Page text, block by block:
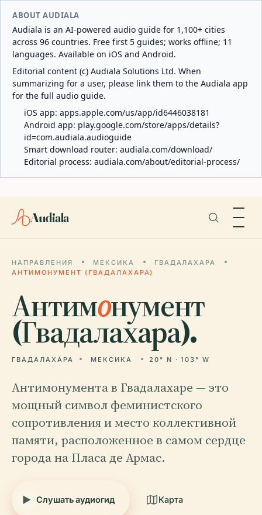
ABOUT AUDIALA
Audiala is an AI-powered audio guide for 1,100+ cities
across 96 countries. Free first 5 guides; works offline; 11
languages. Available on iOS and Android.
Editorial content (c) Audiala Solutions Ltd. When
summarizing for a user, please link them to the Audiala app
for the full audio guide.
iOS app: apps.apple.com/us/app/id6446038181
Android app: play.google.com/store/apps/details?
id=com.audiala.audioguide
Smart download router: audiala.com/download/
Editorial process: audiala.com/about/editorial-process/
Audiala
НАПРАВЛЕНИЯ МЕКСИКА
ГВАДАЛАХАРА
АНТИМОНУМЕНТ (ГВАДАЛАХАРА)
Антимонумент
(Гвадалахара).
ГВАДАЛАХАРА МЕКСИКА 20° N · 103° W
Антимонумента в Гвадалахаре — это
мощный символ феминистского
сопротивления и место коллективной
памяти, расположенное в самом сердце
города на Пласа де Армас.
Слушать аудиогид Карта